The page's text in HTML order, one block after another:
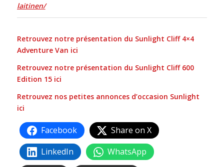
laitinen/
Retrouvez notre présentation du Sunlight Cliff 4×4
Adventure Van ici
Retrouvez notre présentation du Sunlight Cliff 600
Edition 15 ici
Retrouvez nos petites annonces d’occasion Sunlight
ici
Facebook
Share on X
LinkedIn
WhatsApp